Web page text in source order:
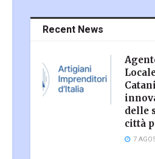
Recent News
delle
città
7